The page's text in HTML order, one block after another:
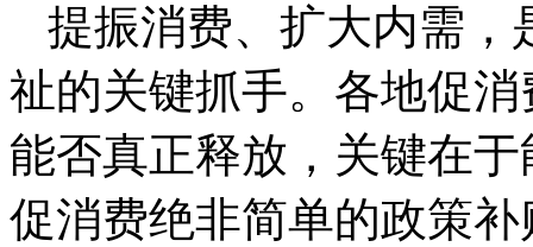
提振消费、扩大内需，
祉的关键抓手。各地促
能否真正释放，关键在
促消费绝非简单的政策